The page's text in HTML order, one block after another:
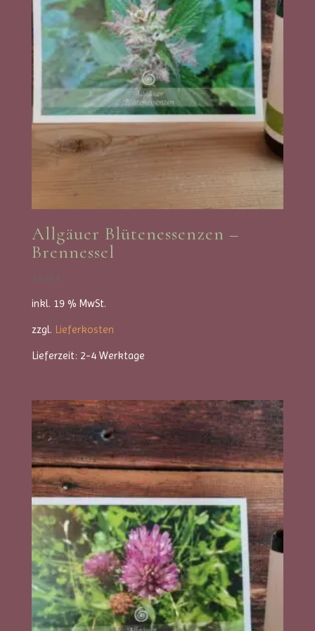
Allgäuer Blütenessenzen –
Brennessel
17,95 €
inkl. 19 % MwSt.
zzgl. Lieferkosten
Lieferzeit: 2-4 Werktage